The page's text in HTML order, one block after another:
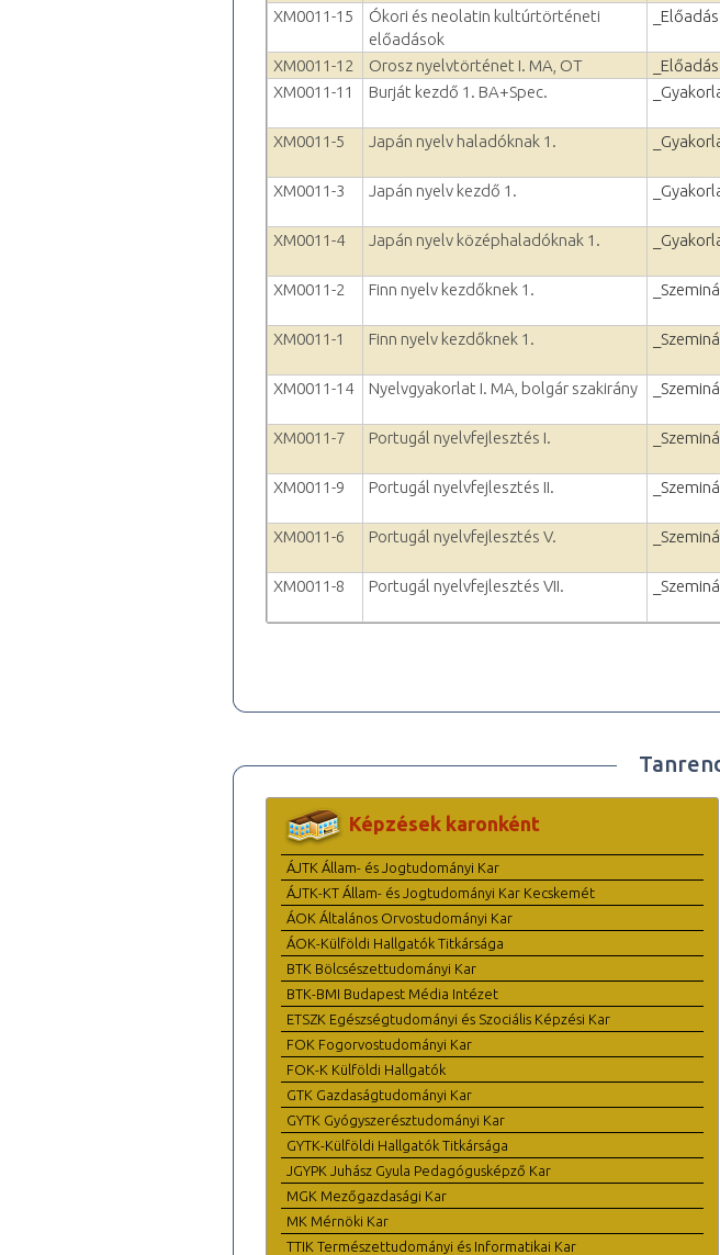
XM0011-15
Ókori és neolatin kultúrtörténeti
előadások
_Előadás
XM0011-12 Orosz nyelvtörténet I. MA, OT _Előadás
XM0011-11
Burját kezdő 1. BA+Spec.
XM0011-5
Japán nyelv haladóknak 1.
XM0011-3
Japán nyelv kezdő 1.
XM0011-4
Japán nyelv középhaladóknak 1.
XM0011-2
Finn nyelv kezdőknek 1.
XM0011-1
Finn nyelv kezdőknek 1.
XM0011-14
Nyelvgyakorlat I. MA, bolgár szakirány
XM0011-7
Portugál nyelvfejlesztés I.
XM0011-9
Portugál nyelvfejlesztés II.
XM0011-6
Portugál nyelvfejlesztés V.
XM0011-8
Portugál nyelvfejlesztés VII.
Képzések karonként
ÁJTK Állam- és Jogtudományi Kar
ÁJTK-KT Állam- és Jogtudományi Kar Kecskemét
ÁOK Általános Orvostudományi Kar
ÁOK-Külföldi Hallgatók Titkársága
BTK Bölcsészettudományi Kar
BTK-BMI Budapest Média Intézet
ETSZK Egészségtudományi és Szociális Képzési Kar
FOK Fogorvostudományi Kar
FOK-K Külföldi Hallgatók
GTK Gazdaságtudományi Kar
GYTK Gyógyszerésztudományi Kar
GYTK-Külföldi Hallgatók Titkársága
JGYPK Juhász Gyula Pedagógusképző Kar
MGK Mezőgazdasági Kar
MK Mérnöki Kar
TTIK Természettudományi és Informatikai Kar